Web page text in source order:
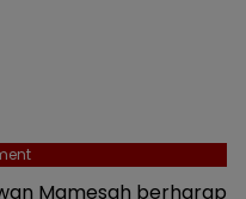
Mamesah berharap